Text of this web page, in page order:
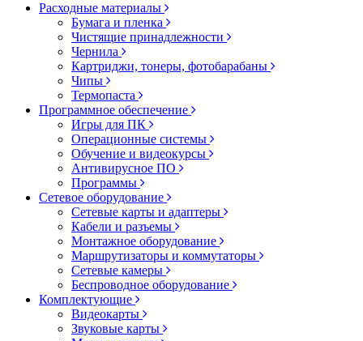
Расходные материалы
Бумага и пленка
Чистящие принадлежности
Чернила
Картриджи, тонеры, фотобарабаны
Чипы
Термопаста
Программное обеспечение
Игры для ПК
Операционные системы
Обучение и видеокурсы
Антивирусное ПО
Программы
Сетевое оборудование
Сетевые карты и адаптеры
Кабели и разъемы
Монтажное оборудование
Маршрутизаторы и коммутаторы
Сетевые камеры
Беспроводное оборудование
Комплектующие
Видеокарты
Звуковые карты